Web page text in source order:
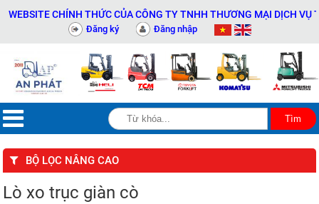
WEBSITE CHÍNH THỨC CỦA CÔNG TY TNHH THƯƠNG MẠI DỊCH VỤ
Đăng ký Đăng nhập
BỘ LỌC NÂNG CAO
Lò xo trục giàn cò